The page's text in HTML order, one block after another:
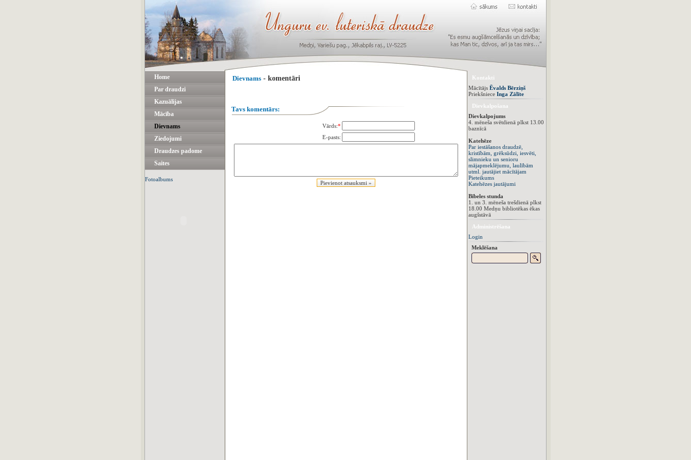
Home
Par draudzi
Kazuālijas
Mācība
Dievnams
Ziedojumi
Draudzes padome
Saites
Fotoalbums
Dievnams - komentāri
Tavs komentārs:
Vārds:*
E-pasts:
Kontakti
Mācītājs Ēvalds Bērziņš
Priekšniece Inga Zālīte
Dievkalpošana
Dievkalpojums
4. mēneša svētdienā plkst 13.00
baznīcā
Katehēze
Par iestāšanos draudzē,
kristībām, grēksūdzi, iesvēti,
slimnieku un senioru
mājapmeklējumu, laulībām
utml. jautājiet mācītājam
Pieteikums
Katehēzes jautājumi
Bībeles stunda
1. un 3. mēneša trešdienā plkst
18.00 Medņu bibliotēkas ēkas
augšstāvā
Administrēšana
Login
Meklēšana